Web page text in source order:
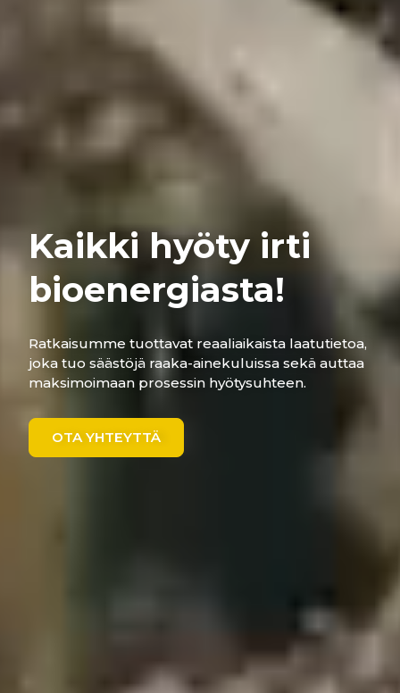
Kaikki hyöty irti
bioenergiasta!
Ratkaisumme tuottavat reaaliaikaista laatutietoa,
joka tuo säästöjä raaka-ainekuluissa sekä auttaa
maksimoimaan prosessin hyötysuhteen.
OTA YHTEYTTÄ